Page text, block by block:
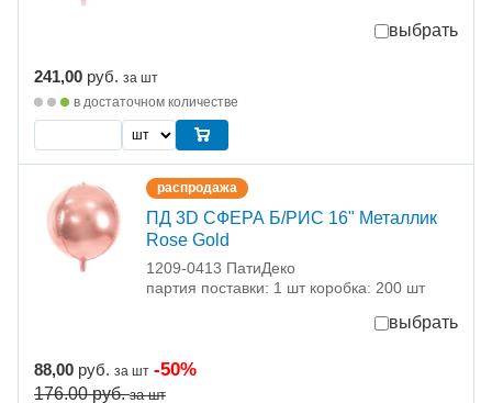
выбрать
241,00 руб. за шт
в достаточном количестве
распродажа
ПД 3D СФЕРА Б/РИС 16" Металлик
Rose Gold
1209-0413 ПатиДеко
партия поставки: 1 шт коробка: 200 шт
выбрать
88,00 руб. за шт -50%
176.00руб. за шт